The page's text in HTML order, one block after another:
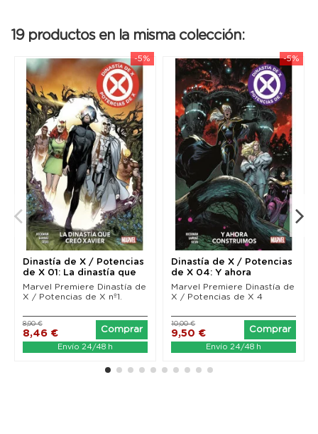
19 productos en la misma colección:
-5%
Dinastía de X / Potencias
de X 01: La dinastía que
creó...
Marvel Premiere Dinastía de
X / Potencias de X nº1.
8,46 €
8,90 €
Comprar
Envío 24/48 h
-5%
Dinastía de X / Potencias
de X 04: Y ahora
construímos...
Marvel Premiere Dinastía de
X / Potencias de X 4
9,50 €
10,00 €
Comprar
Envío 24/48 h